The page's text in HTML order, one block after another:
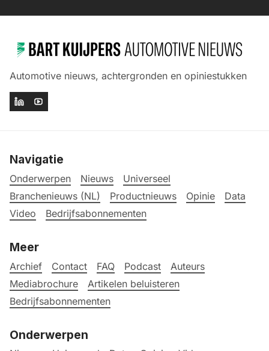
Automotive nieuws, achtergronden en opiniestukken
Navigatie
Onderwerpen Nieuws
Universeel
Branchenieuws (NL)
Productnieuws Opinie
Data
Video
Bedrijfsabonnementen
Meer
Archief Contact FAQ Podcast
Auteurs
Mediabrochure
Artikelen beluisteren
Bedrijfsabonnementen
Onderwerpen